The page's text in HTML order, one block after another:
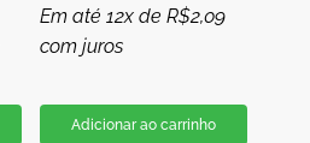
Em até 12x de R$2,09
com juros
Adicionar ao carrinho